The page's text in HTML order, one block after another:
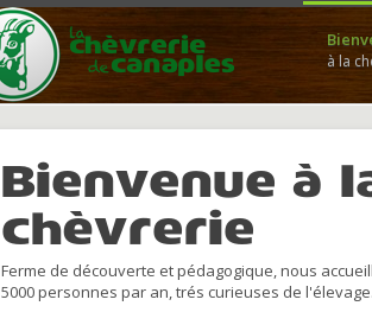
à la
Bienvenue à
chèvrerie
Ferme de découverte et pédagogique, nous
5000 personnes par an, trés curieuses de l'élevage.